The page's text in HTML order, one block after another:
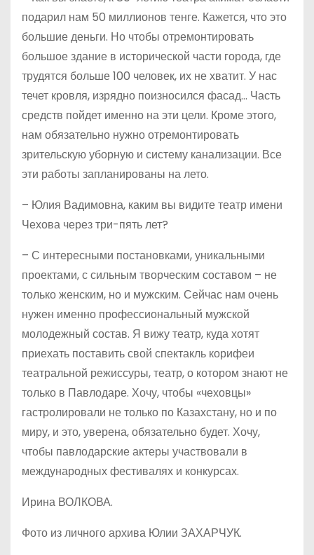
подарил нам 50 миллионов тенге. Кажется, что это
большие деньги. Но чтобы отремонтировать
большое здание в исторической части города, где
трудятся больше 100 человек, их не хватит. У нас
течет кровля, изрядно поизносился фасад… Часть
средств пойдет именно на эти цели. Кроме этого,
нам обязательно нужно отремонтировать
зрительскую уборную и систему канализации. Все
эти работы запланированы на лето.
– Юлия Вадимовна, каким вы видите театр имени
Чехова через три-пять лет?
– С интересными постановками, уникальными
проектами, с сильным творческим составом – не
только женским, но и мужским. Сейчас нам очень
нужен именно профессиональный мужской
молодежный состав. Я вижу театр, куда хотят
приехать поставить свой спектакль корифеи
театральной режиссуры, театр, о котором знают не
только в Павлодаре. Хочу, чтобы «чеховцы»
гастролировали не только по Казахстану, но и по
миру, и это, уверена, обязательно будет. Хочу,
чтобы павлодарские актеры участвовали в
международных фестивалях и конкурсах.
Ирина ВОЛКОВА.
Фото из личного архива Юлии ЗАХАРЧУК.